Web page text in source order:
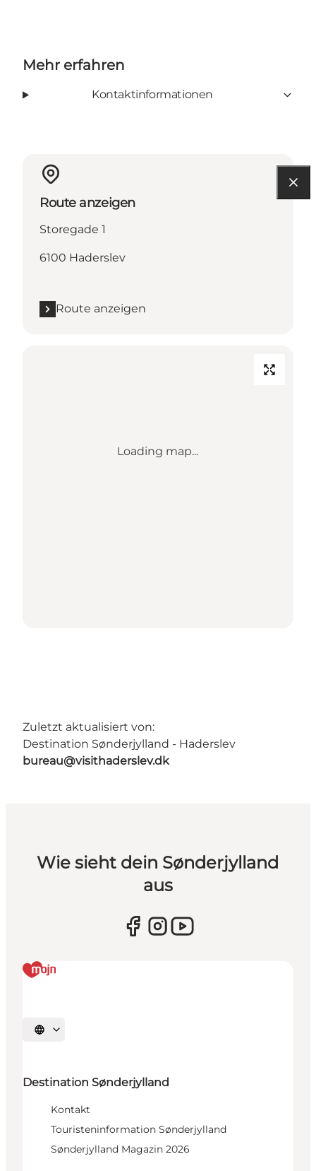
Mehr erfahren
Kontaktinformationen
Route anzeigen
Storegade 1
6100 Haderslev
Route anzeigen
Loading map...
Zuletzt aktualisiert von:
Destination Sønderjylland - Haderslev
bureau@visithaderslev.dk
Wie sieht dein Sønderjylland
aus
Sprache auswählen
Destination Sønderjylland
Kontakt
Touristeninformation Sønderjylland
Sønderjylland Magazin 2026